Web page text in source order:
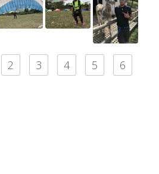
2 3 4 5
6